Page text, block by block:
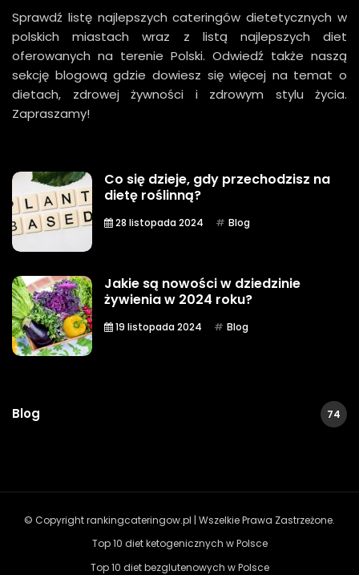
Sprawdź listę najlepszych cateringów dietetycznych w
polskich miastach wraz z listą najlepszych diet
oferowanych na terenie Polski. Odwiedź także naszą
sekcję blogową gdzie dowiesz się więcej na temat o
dietach, zdrowej żywności i zdrowym stylu życia.
Zapraszamy!
Co się dzieje, gdy przechodzisz na
dietę roślinną?
28 listopada 2024 Blog
Jakie są nowości w dziedzinie
żywienia w 2024 roku?
19 listopada 2024 Blog
Blog 74
© Copyright rankingcateringow.pl | Wszelkie Prawa Zastrzeżone.
Top 10 diet ketogenicznych w Polsce
Top 10 diet bezglutenowych w Polsce